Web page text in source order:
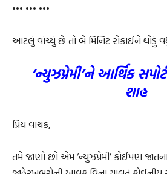
••• ••• •••
આટલું વાંચ્યું છે તો બે મિનિટ રોકાઈને થોડું
‘ન્યુઝપ્રેમી’ને આર્થિક
શાહ
પ્રિય વાચક,
તમે જાણો છો એમ ‘ન્યુઝપ્રેમી’ કોઈપણ જાતના